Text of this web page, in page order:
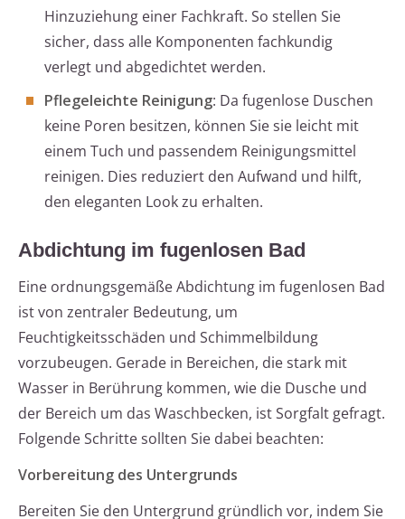
Hinzuziehung einer Fachkraft. So stellen Sie
sicher, dass alle Komponenten fachkundig
verlegt und abgedichtet werden.
Pflegeleichte Reinigung: Da fugenlose Duschen
keine Poren besitzen, können Sie sie leicht mit
einem Tuch und passendem Reinigungsmittel
reinigen. Dies reduziert den Aufwand und hilft,
den eleganten Look zu erhalten.
Abdichtung im fugenlosen Bad
Eine ordnungsgemäße Abdichtung im fugenlosen Bad
ist von zentraler Bedeutung, um
Feuchtigkeitsschäden und Schimmelbildung
vorzubeugen. Gerade in Bereichen, die stark mit
Wasser in Berührung kommen, wie die Dusche und
der Bereich um das Waschbecken, ist Sorgfalt gefragt.
Folgende Schritte sollten Sie dabei beachten:
Vorbereitung des Untergrunds
Bereiten Sie den Untergrund gründlich vor, indem Sie